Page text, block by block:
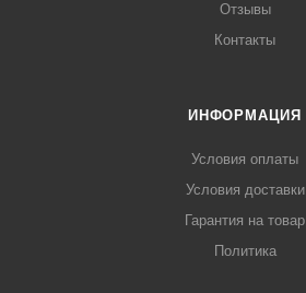
Отзывы
Контакты
ИНФОРМАЦИЯ
Условия оплаты
Условия доставки
Гарантия на товар
Политика